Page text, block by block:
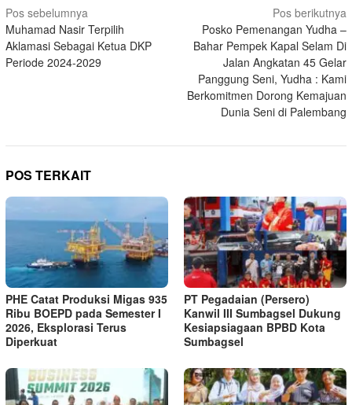
Navigasi
pos
Pos sebelumnya
Muhamad Nasir Terpilih
Aklamasi Sebagai Ketua DKP
Periode 2024-2029
Pos berikutnya
Posko Pemenangan Yudha –
Bahar Pempek Kapal Selam Di
Jalan Angkatan 45 Gelar
Panggung Seni, Yudha : Kami
Berkomitmen Dorong Kemajuan
Dunia Seni di Palembang
POS TERKAIT
PHE Catat Produksi Migas 935
Ribu BOEPD pada Semester I
2026, Eksplorasi Terus
Diperkuat
PT Pegadaian (Persero)
Kanwil III Sumbagsel Dukung
Kesiapsiagaan BPBD Kota
Sumbagsel